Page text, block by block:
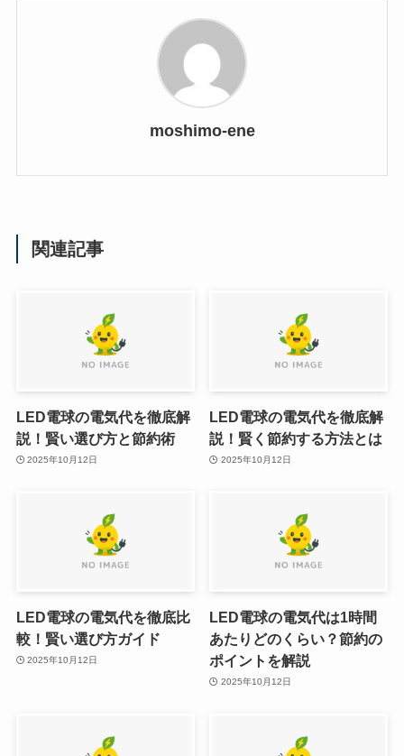
moshimo-ene
関連記事
LED電球の電気代を徹底解
説！賢い選び方と節約術
2025年10月12日
LED電球の電気代を徹底解
説！賢く節約する方法とは
2025年10月12日
LED電球の電気代を徹底比
較！賢い選び方ガイド
2025年10月12日
LED電球の電気代は1時間
あたりどのくらい？節約の
ポイントを解説
2025年10月12日